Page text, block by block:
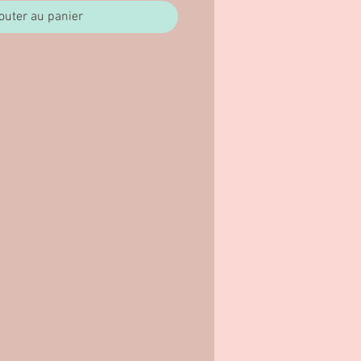
au panier